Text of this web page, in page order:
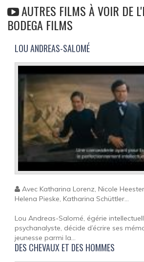
AUTRES FILMS À VOIR DE
BODEGA FILMS
LOU ANDREAS-SALOMÉ
Avec Katharina Lorenz, Nicole
Helena Pieske, Katharina Schüttler...
Lou Andreas-Salomé, égérie
psychanalyste, décide d’écrire ses
jeunesse parmi la...
DES CHEVAUX ET DES HOMMES